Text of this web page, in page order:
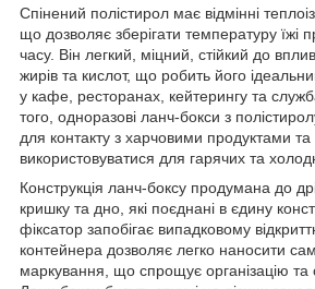
Спінений полістирол має відмінні
що дозволяє зберігати температуру їжі
часу. Він легкий, міцний, стійкий до
жирів та кислот, що робить його
у кафе, ресторанах, кейтерингу та
того, одноразові ланч-бокси з
для контакту з харчовими продуктами
використовуватися для гарячих та
Конструкція ланч-боксу продумана до
кришку та дно, які поєднані в єдину
фіксатор запобігає випадковому
контейнера дозволяє легко наносити
маркування, що спрощує організацію та